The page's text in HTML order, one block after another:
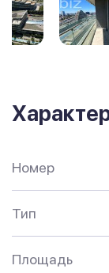
Номер
Тип
Площадь